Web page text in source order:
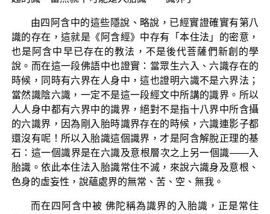
由四阿含中的這些隱說、略說，已經實證確實有第八
識的存在，這就是《阿含經》中存有「本住法」的密意，
也是阿含中早已存在的教法，不是後代菩薩們新創的學
說。而在這一段佛語中也證實：當眾生六入、六識存在的
時候，同時有六界在人身中，這也證明六識不是六界法；
當然識陰六識，一定不是這一段經文中所講的識界。所以
人人身中都有六界中的識界，絕對不是指十八界中所含攝
的六識界，因為剛入胎時識界存在的時候，六識連影子都
還沒有呢！所以入胎識這個識界，才是阿含解脫正理的基
石：這一個識界是在六識及意根層次之上另一個識——入
胎識。依此本住法入胎識常住不滅，來說六識身及意根、
色身的虛妄性，說蘊處界的無常、苦、空、無我。
而在四阿含中被 佛陀稱為識界的入胎識，正是常住